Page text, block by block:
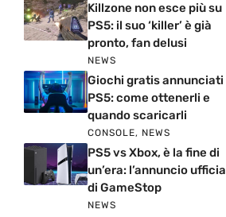
Killzone non esce più su
PS5: il suo ‘killer’ è già
pronto, fan delusi
NEWS
Giochi gratis annunciati
PS5: come ottenerli e
quando scaricarli
CONSOLE, NEWS
PS5 vs Xbox, è la fine di
un’era: l’annuncio
di GameStop
NEWS